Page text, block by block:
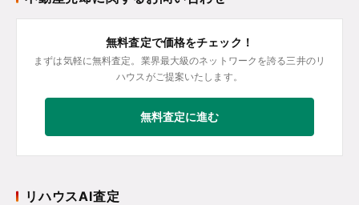
無料査定で価格をチェック！
まずは気軽に無料査定。業界最大級のネットワークを誇る三井のリ
ハウスがご提案いたします。
無料査定に進む
リハウスAI査定